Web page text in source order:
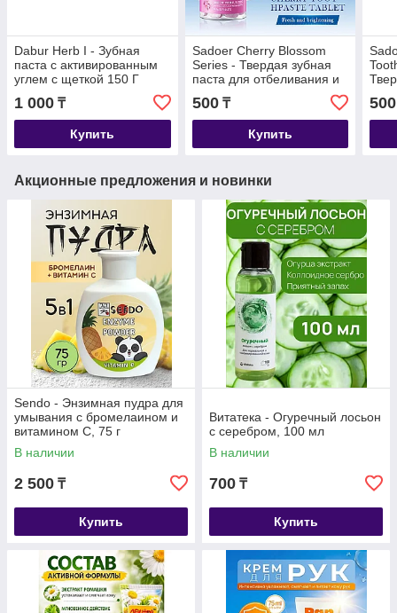
Dabur Herb I - Зубная
паста с активированным
углем с щеткой 150 Г
1 000 ₸
Купить
Sadoer Cherry Blossom
Series - Твердая зубная
паста для отбеливания и
удаления желтизны с
ароматом вишневого
цвета 28.5
500₸
Купить
500
Акционные предложения и новинки
Sendo - Энзимная пудра для
умывания с бромелаином и
витамином С, 75 г
В наличии
2 500 ₸
Купить
Витатека - Огуречный лосьон
с серебром, 100 мл
В наличии
700 ₸
Купить